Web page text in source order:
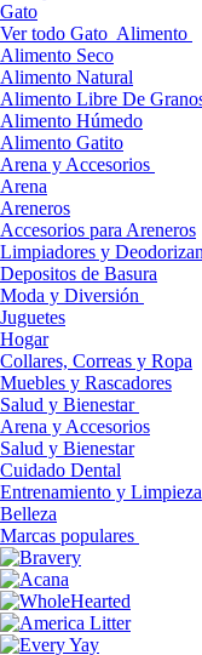
Gato
Ver todo Gato Alimento
Alimento Seco
Alimento Natural
Alimento Libre De
Alimento Húmedo
Alimento Gatito
Arena y Accesorios
Arena
Areneros
Accesorios para Areneros
Limpiadores y
Depositos de Basura
Moda y Diversión
Juguetes
Hogar
Collares, Correas y Ropa
Muebles y Rascadores
Salud y Bienestar
Arena y Accesorios
Salud y Bienestar
Cuidado Dental
Entrenamiento y Limpieza
Belleza
Marcas populares